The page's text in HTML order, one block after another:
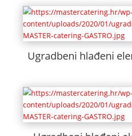
Ugradbeni hlađeni